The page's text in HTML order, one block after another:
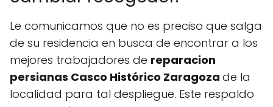
Le comunicamos que no es preciso que salga
de su residencia en busca de encontrar a los
mejores trabajadores de reparacion
persianas Casco Histórico Zaragoza de la
localidad para tal despliegue. Este respaldo